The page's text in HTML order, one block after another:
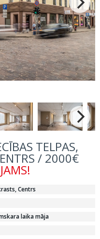
TELPAS,
/ 2000€
Centrs
laika māja